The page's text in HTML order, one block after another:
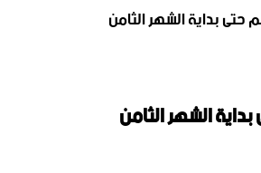
حتى بداية الشهر الثامن
الشهر الثامن